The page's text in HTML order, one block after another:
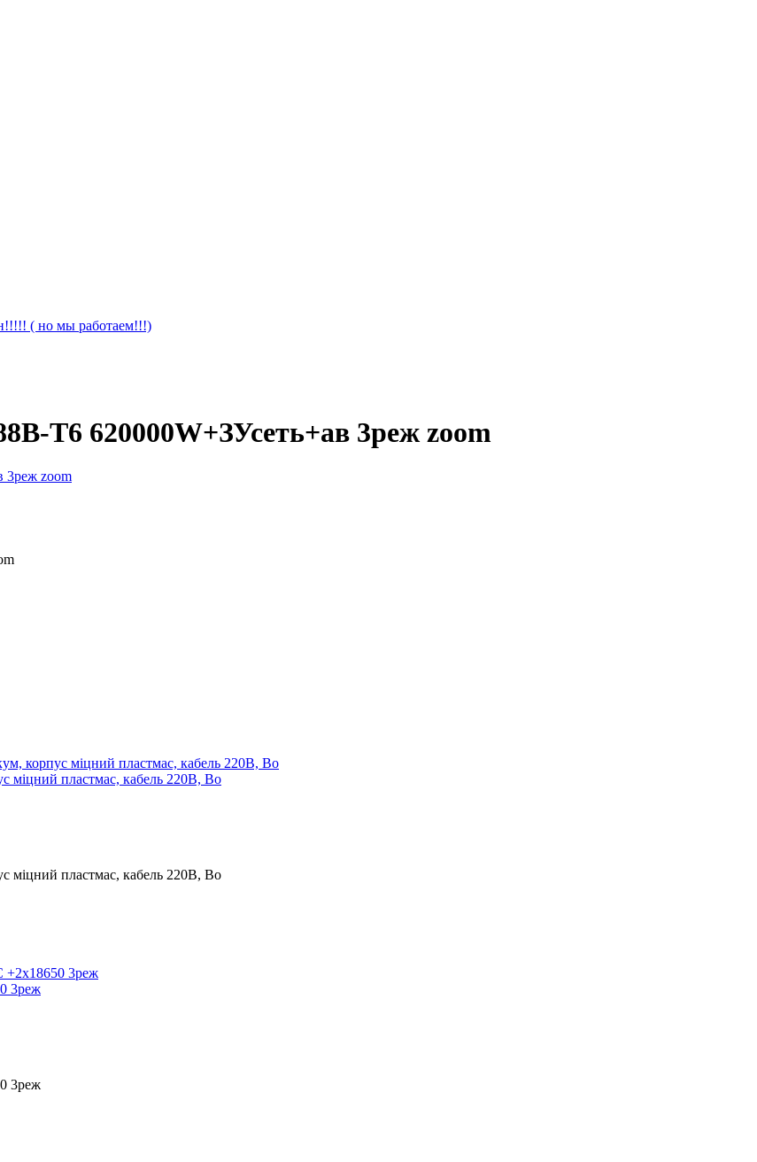
( но мы работаем!!!)
T6 620000W+ЗУсеть+ав 3реж zoom
міцний пластмас, кабель 220В, Bo
міцний пластмас, кабель 220В, Bo
3реж
3реж